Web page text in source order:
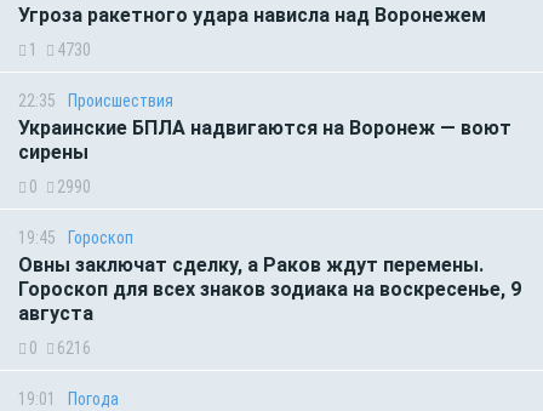
Угроза ракетного удара нависла над Воронежем
1 4730
22:35 Происшествия
Украинские БПЛА надвигаются на Воронеж — воют
сирены
0 2990
19:45 Гороскоп
Овны заключат сделку, а Раков ждут перемены.
Гороскоп для всех знаков зодиака на воскресенье, 9
августа
0 6216
19:01 Погода